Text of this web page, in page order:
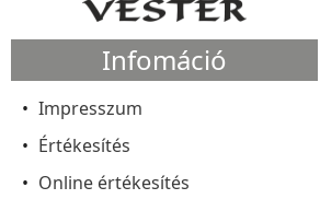
Infomáció
Impresszum
Értékesítés
Online értékesítés